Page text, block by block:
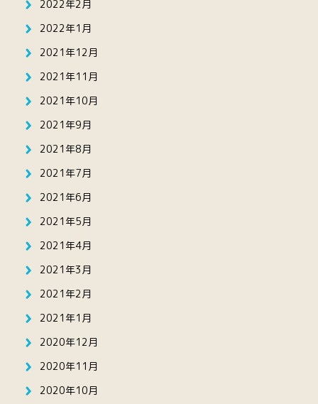
2022年2月
2022年1月
2021年12月
2021年11月
2021年10月
2021年9月
2021年8月
2021年7月
2021年6月
2021年5月
2021年4月
2021年3月
2021年2月
2021年1月
2020年12月
2020年11月
2020年10月